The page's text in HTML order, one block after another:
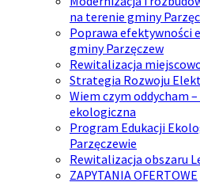
na terenie gminy
Poprawa efektywności
gminy Parzęczew
Rewitalizacja
Strategia Rozwoju
Wiem czym oddycham
ekologiczna
Program Edukacji
Parzęczewie
Rewitalizacja obszaru
ZAPYTANIA OFERTOWE